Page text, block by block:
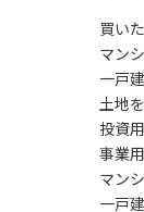
買い
マン
一戸
土地
投資
事業
マン
一戸